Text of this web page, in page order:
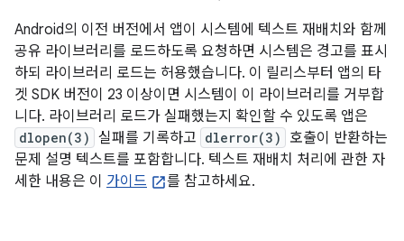
Android의 이전 버전에서 앱이 시스템에 텍스트 재배치와 함께
공유 라이브러리를 로드하도록 요청하면 시스템은 경고를 표시
하되 라이브러리 로드는 허용했습니다. 이 릴리스부터 앱의 타
겟 SDK 버전이 23 이상이면 시스템이 이 라이브러리를 거부합
니다. 라이브러리 로드가 실패했는지 확인할 수 있도록 앱은
dlopen(3) 실패를 기록하고 dlerror(3)
호출이 반환하는
문제 설명 텍스트를 포함합니다. 텍스트 재배치 처리에 관한 자
세한 내용은 이 가이드 를 참고하세요.